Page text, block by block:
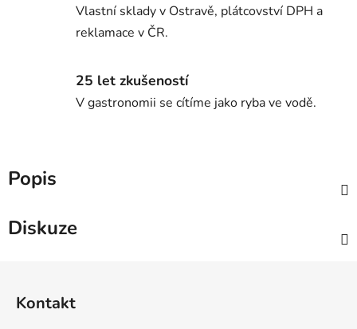
Vlastní sklady v Ostravě, plátcovství DPH a
reklamace v ČR.
25 let zkušeností
V gastronomii se cítíme jako ryba ve vodě.
Popis
Diskuze
Kontakt